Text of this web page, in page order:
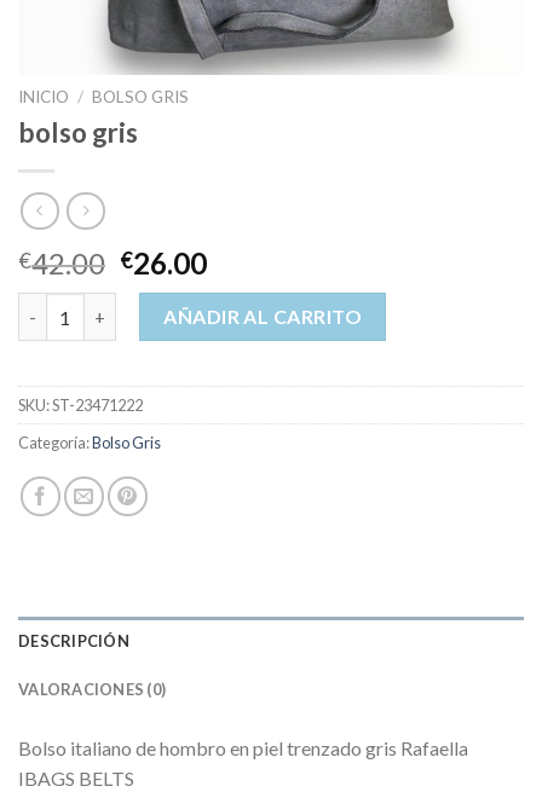
INICIO / BOLSO GRIS
bolso gris
€42.00 €26.00
AÑADIR AL CARRITO
SKU:ST-23471222
Categoría:Bolso Gris
DESCRIPCIÓN
VALORACIONES (0)
Bolso italiano de hombro en piel trenzado gris Rafaella
IBAGS BELTS